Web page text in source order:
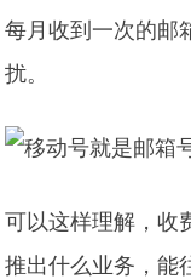
每月收到一次的邮
扰。
可以这样理解，收
推出什么业务，能